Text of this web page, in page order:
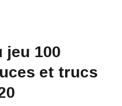
jeu 100
et trucs